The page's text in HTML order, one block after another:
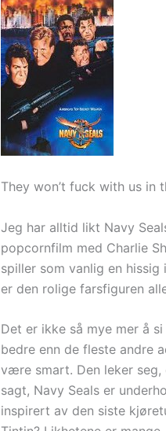
They won’t fuck with us in
Jeg har alltid likt Navy
popcornfilm med Charlie
spiller som vanlig en
er den rolige farsfiguren
Det er ikke så mye mer å
bedre enn de fleste andre
være smart. Den leker seg,
sagt, Navy Seals er
inspirert av den siste